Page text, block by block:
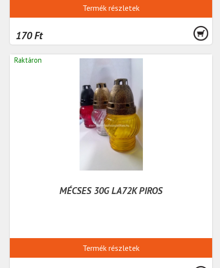
Termék részletek
170 Ft
Raktáron
MÉCSES 30G LA72K PIROS
Termék részletek